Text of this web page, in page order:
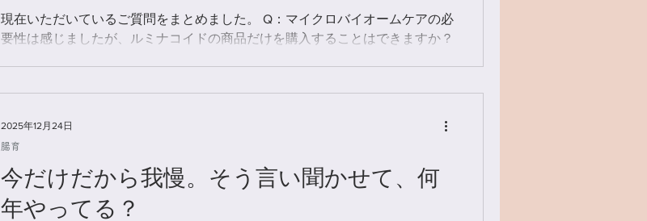
練習の基本は、1日2時間×週6。 朝6時にはシャラに到着し、マットに立つ。 早
起き苦手、運動神経も悪く、 手脚も短い私なりに、必死に頑張っていた。 夏
った。 ヨガといえば 力を抜いてリラ〜ックス♪的な、 副交感神経優位な取
現在いただいているご質問をまとめました。 Q：マイクロバイオームケアの必
要性は感じましたが、ルミナコイドの商品だけを購入することはできますか？
ンド」が伴わなければ、変化の過程を「良い・悪い」「成功・失敗」といった
て、人間性や精神性の成長とは逆方向に進んでしまうリスクがあります。
Atma Biome は、 自分自身の見方・身体との向き合い方・世界との関係性を育
てていく講座です。そのプロセスの中で初めて、ルミナコイドが「道具」とし
て正しく機能すると考えています。 また当製品は、 もともとサロン専売品 で
あり、特に導入初期はフォロー体制のもとで摂取することを前提とした健康食
今だけだから我慢。そう言い聞かせて、何
年やってる？
腸育
2025年12月24日